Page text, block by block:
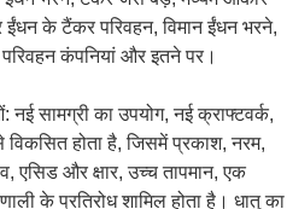
के टैंकर परिवहन, विमान ईंधन भरने,
कंपनियां और इतने पर।
सामग्री का उपयोग, नई क्राफ्टवर्क,
होता है, जिसमें प्रकाश, नरम,
एसिड और क्षार, उच्च तापमान, एक
के प्रतिरोध शामिल होता है। धातु का